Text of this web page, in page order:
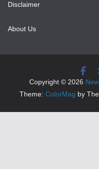
Disclaimer
About Us
Copyright © 2026
Theme: ColorMag by